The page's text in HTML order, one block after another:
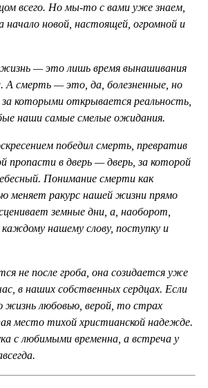
всего. Но мы-то с вами уже знаем,
начало новой, настоящей, огромной и
жизнь — это лишь время вынашивания
А смерть — это, да, болезненные, но
которыми открывается реальность,
наши самые смелые ожидания.
победил смерть, превратив
пропасти в дверь — дверь, за которой
Понимание смерти как
меняет ракурс нашей жизни прямо
земные дни, а, наоборот,
каждому нашему слову, поступку и
не после гроба, она созидается уже
в наших собственных сердцах. Если
жизнь любовью, верой, то страх
место тихой христианской надежде.
с любимыми временна, а встреча у